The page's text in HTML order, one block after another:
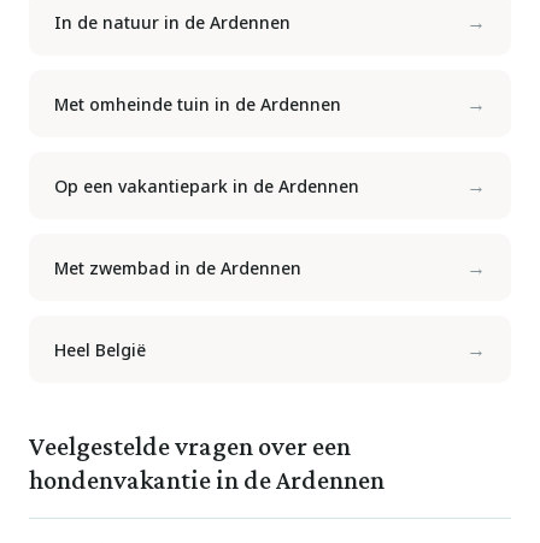
In de natuur in de Ardennen →
Met omheinde tuin in de Ardennen →
Op een vakantiepark in de Ardennen →
Met zwembad in de Ardennen →
Heel België →
Veelgestelde vragen over een
hondenvakantie in de Ardennen